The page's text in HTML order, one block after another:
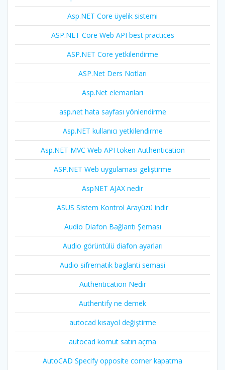
Asp.NET Core üyelik sistemi
ASP.NET Core Web API best practices
ASP.NET Core yetkilendirme
ASP.Net Ders Notları
Asp.Net elemanları
asp.net hata sayfası yönlendirme
Asp.NET kullanıcı yetkilendirme
Asp.NET MVC Web API token Authentication
ASP.NET Web uygulaması geliştirme
AspNET AJAX nedir
ASUS Sistem Kontrol Arayüzü indir
Audio Diafon Bağlantı Şeması
Audio görüntülü diafon ayarları
Audio sifrematik baglanti semasi
Authentication Nedir
Authentify ne demek
autocad kısayol değiştirme
autocad komut satırı açma
AutoCAD Specify opposite corner kapatma